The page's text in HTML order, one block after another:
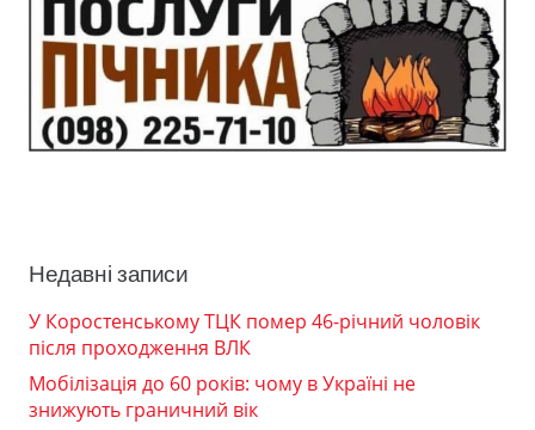
Недавні записи
У Коростенському ТЦК помер 46-річний чоловік
після проходження ВЛК
Мобілізація до 60 років: чому в Україні не
знижують граничний вік